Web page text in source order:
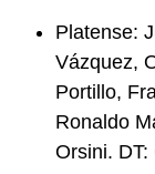
Platense:
Vázquez,
Portillo,
Ronaldo
Orsini.